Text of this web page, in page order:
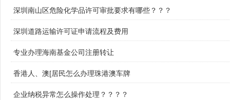
深圳南山区危险化学品许可审批要求有哪些？？？
深圳道路运输许可证申请流程及费用
专业办理海南基金公司注册转让
香港人、澳[居民怎么办理珠港澳车牌
企业纳税异常怎么操作处理？？？？